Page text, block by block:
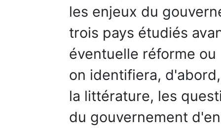
les enjeux du
trois pays étudiés
éventuelle réforme
on identifiera,
la littérature, les
du gouvernement